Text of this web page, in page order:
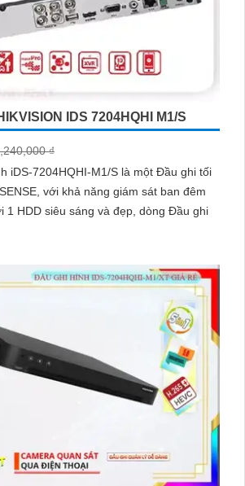
IDS 7204HQHI M1/S
₫
iDS-7204HQHI-M1/S là một Đầu ghi tối
với khả năng giám sát ban đêm